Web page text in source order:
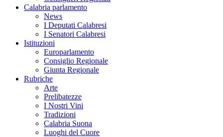
Calabria parlamento
News
I Deputati Calabresi
I Senatori Calabresi
Istituzioni
Europarlamento
Consiglio Regionale
Giunta Regionale
Rubriche
Arte
Prelibatezze
I Nostri Vini
Tradizioni
Calabria Suona
Luoghi del Cuore